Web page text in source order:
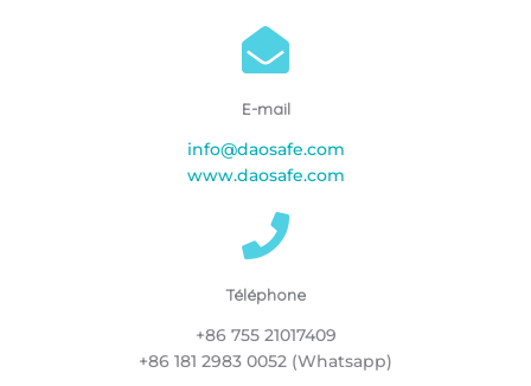
E-mail
info@daosafe.com
www.daosafe.com
Téléphone
+86 755 21017409
+86 181 2983 0052 (Whatsapp)